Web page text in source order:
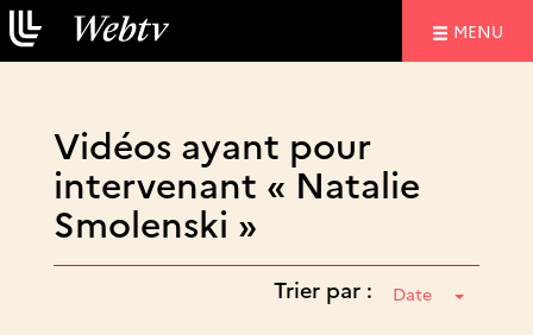
MENU
Vidéos ayant pour
intervenant « Natalie
Smolenski »
Trier par : Date